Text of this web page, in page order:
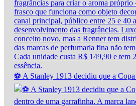
⚽ A Stanley 1913 decidiu que a